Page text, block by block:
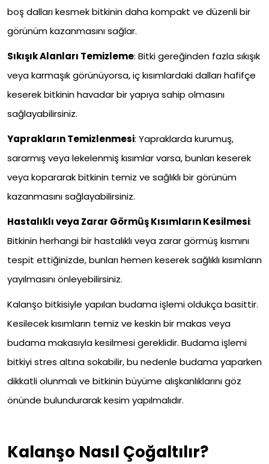
boş dalları kesmek bitkinin daha kompakt ve düzenli bir
görünüm kazanmasını sağlar.
Sıkışık Alanları Temizleme: Bitki gereğinden fazla sıkışık
veya karmaşık görünüyorsa, iç kısımlardaki dalları hafifçe
keserek bitkinin havadar bir yapıya sahip olmasını
sağlayabilirsiniz.
Yaprakların Temizlenmesi: Yapraklarda kurumuş,
sararmış veya lekelenmiş kısımlar varsa, bunları keserek
veya kopararak bitkinin temiz ve sağlıklı bir görünüm
kazanmasını sağlayabilirsiniz.
Hastalıklı veya Zarar Görmüş Kısımların Kesilmesi:
Bitkinin herhangi bir hastalıklı veya zarar görmüş kısmını
tespit ettiğinizde, bunları hemen keserek sağlıklı kısımların
yayılmasını önleyebilirsiniz.
Kalanşo bitkisiyle yapılan budama işlemi oldukça basittir.
Kesilecek kısımların temiz ve keskin bir makas veya
budama makasıyla kesilmesi gereklidir. Budama işlemi
bitkiyi stres altına sokabilir, bu nedenle budama yaparken
dikkatli olunmalı ve bitkinin büyüme alışkanlıklarını göz
önünde bulundurarak kesim yapılmalıdır.
Kalanşo Nasıl Çoğaltılır?